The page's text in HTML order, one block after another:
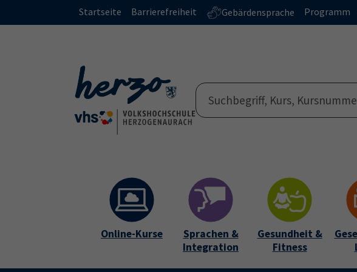
Skip to main content
Skip to page footerStartseite Barrierefreiheit Gebärdensprache Programm
Online-Kurse
Sprachen &
Integration
Gesundheit &
Fitness